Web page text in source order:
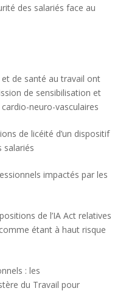
des salariés face au
de santé au travail ont
de sensibilisation et
neuro-vasculaires
de licéité d’un dispositif
salariés
impactés par les
de l’IA Act relatives
étant à haut risque
: les
du Travail pour